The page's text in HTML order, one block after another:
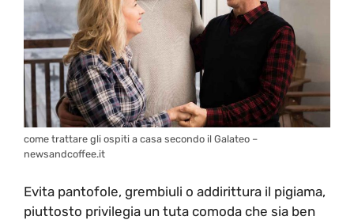
come trattare gli ospiti a casa secondo il Galateo –
newsandcoffee.it
Evita pantofole, grembiuli o addirittura il pigiama,
piuttosto privilegia un tuta comoda che sia ben